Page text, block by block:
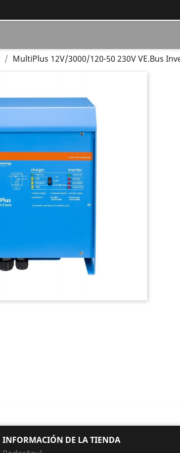
MultiPlus 12V/3000/120-50 230V VE.Bus
INFORMACIÓN DE LA TIENDA